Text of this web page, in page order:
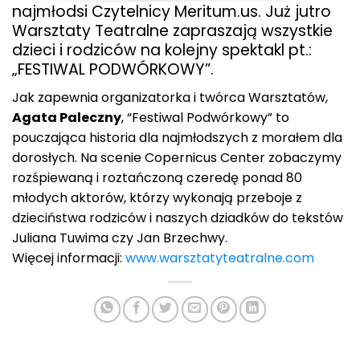
najmłodsi Czytelnicy Meritum.us. Już jutro
Warsztaty Teatralne zapraszają wszystkie
dzieci i rodziców na kolejny spektakl pt.:
„FESTIWAL PODWÓRKOWY”.
Jak zapewnia organizatorka i twórca Warsztatów,
Agata Paleczny, “Festiwal Podwórkowy” to
pouczająca historia dla najmłodszych z morałem dla
dorosłych. Na scenie Copernicus Center zobaczymy
rozśpiewaną i roztańczoną czeredę ponad 80
młodych aktorów, którzy wykonają przeboje z
dzieciństwa rodziców i naszych dziadków do tekstów
Juliana Tuwima czy Jan Brzechwy.
Więcej informacji: www.warsztatyteatralne.com